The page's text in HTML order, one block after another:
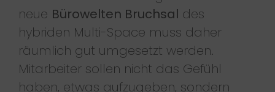
neue Bürowelten Bruchsal des
hybriden Multi-Space muss daher
räumlich gut umgesetzt werden.
Mitarbeiter sollen nicht das Gefühl
haben, etwas aufzugeben, sondern